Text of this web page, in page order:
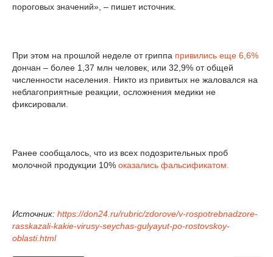
пороговых значений», – пишет источник.
При этом на прошлой неделе от гриппа привились еще 6,6%
дончан – более 1,37 млн человек, или 32,9% от общей
численности населения. Никто из привитых не жаловался на
неблагоприятные реакции, осложнения медики не
фиксировали.
Ранее сообщалось, что из всех подозрительных проб
молочной продукции 10% оказались фальсификатом.
Источник: https://don24.ru/rubric/zdorove/v-rospotrebnadzore-
rasskazali-kakie-virusy-seychas-gulyayut-po-rostovskoy-
oblasti.html